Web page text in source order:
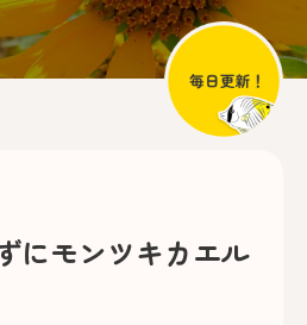
にモンツキカエル